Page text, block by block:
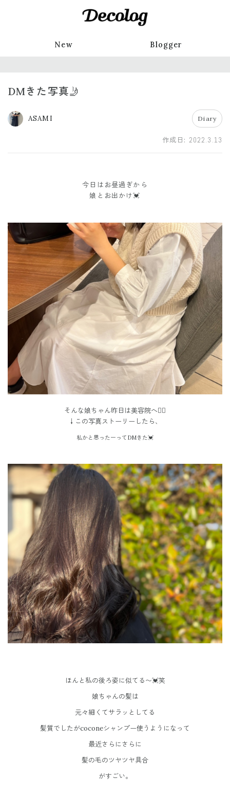
New Blogger
DMきた写真🤳
ASAMI Diary
作成日: 2022.3.13
今日はお昼過ぎから
娘とお出かけ💓
そんな娘ちゃん昨日は美容院へ💇‍♀️
↓この写真ストーリーしたら、
私かと思ったーってDMきた💓
ほんと私の後ろ姿に似てる〜💓笑
娘ちゃんの髪は
元々細くてサラッとしてる
髪質でしたがcoconeシャンプー使うようになって
最近さらにさらに
髪の毛のツヤツヤ具合
がすごい。